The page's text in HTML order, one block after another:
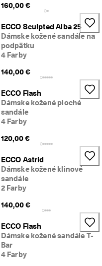
160,00 €
ECCO Sculpted Alba 25
Dámske kožené sandále na
podpätku
4 Farby
140,00 €
ECCO Flash
Dámske kožené ploché
sandále
4 Farby
120,00 €
ECCO Astrid
Dámske kožené klinové
sandále
2 Farby
140,00 €
ECCO Flash
Dámske kožené sandále T-
Bar
4 Farby